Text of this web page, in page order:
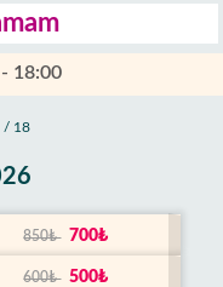
18:00
/ 18
850₺ 700₺
600₺ 500₺